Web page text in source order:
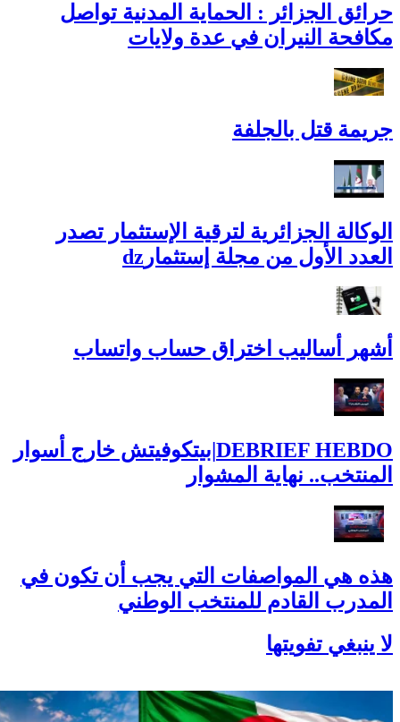
حرائق الجزائر : الحماية المدنية تواصل
مكافحة النيران في عدة ولايات
جريمة قتل بالجلفة
الوكالة الجزائرية لترقية الإستثمار تصدر
العدد الأول من مجلة إستثمارdz
أشهر أساليب اختراق حساب واتساب
DEBRIEF HEBDO|بيتكوفيتش خارج أسوار
المنتخب.. نهاية المشوار
هذه هي المواصفات التي يجب أن تكون في
المدرب القادم للمنتخب الوطني
لا ينبغي تفويتها